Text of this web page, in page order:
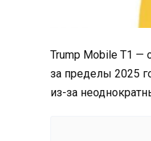
Trump Mobile T1 —
за пределы 2025
из-за